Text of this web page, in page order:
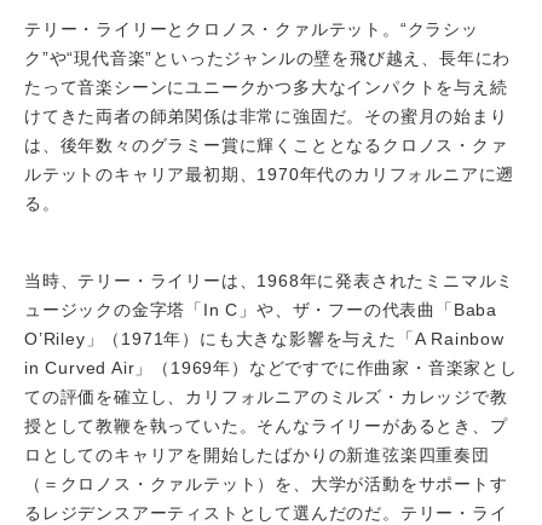
テリー・ライリーとクロノス・クァルテット。“クラシッ
ク”や“現代音楽”といったジャンルの壁を飛び越え、長年にわ
たって音楽シーンにユニークかつ多大なインパクトを与え続
けてきた両者の師弟関係は非常に強固だ。その蜜月の始まり
は、後年数々のグラミー賞に輝くこととなるクロノス・クァ
ルテットのキャリア最初期、1970年代のカリフォルニアに遡
る。
当時、テリー・ライリーは、1968年に発表されたミニマルミ
ュージックの金字塔「In C」や、ザ・フーの代表曲「Baba
O’Riley」（1971年）にも大きな影響を与えた「A Rainbow
in Curved Air」（1969年）などですでに作曲家・音楽家とし
ての評価を確立し、カリフォルニアのミルズ・カレッジで教
授として教鞭を執っていた。そんなライリーがあるとき、プ
ロとしてのキャリアを開始したばかりの新進弦楽四重奏団
（＝クロノス・クァルテット）を、大学が活動をサポートす
るレジデンスアーティストとして選んだのだ。テリー・ライ